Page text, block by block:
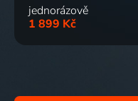
jednorázově
1 899 Kč